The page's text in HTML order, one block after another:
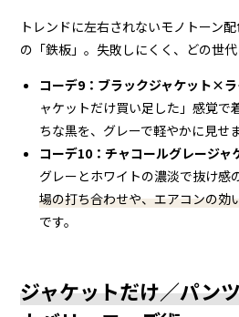
トレンドに左右されないモノトーン
の「鉄板」。失敗しにくく、どの世代
コーデ9：ブラックジャケット×
ャケットだけ買い足した」感覚で
ちな黒を、グレーで軽やかに見せま
コーデ10：チャコールグレージ
グレーとホワイトの濃淡で抜け感
場の打ち合わせや、エアコンの効
です。
ジャケットだけ／パン